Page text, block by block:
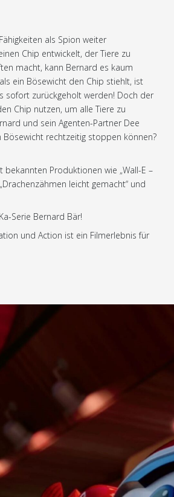
als Spion weiter
Chip entwickelt, der Tiere zu
macht, kann Bernard es kaum
ein Bösewicht den Chip stiehlt, ist
sofort zurückgeholt werden! Doch der
Chip nutzen, um alle Tiere zu
und sein Agenten-Partner Dee
rechtzeitig stoppen können?
Produktionen wie „Wall-E –
leicht gemacht“ und
Serie Bernard Bär!
und Action ist ein Filmerlebnis für